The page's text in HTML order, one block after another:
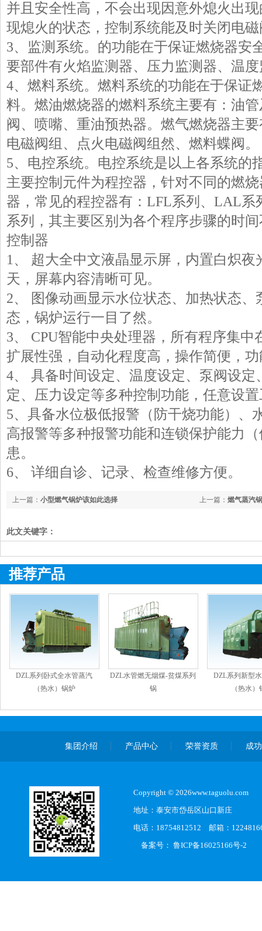
并且安全性高，不会出现因意外熄火出
现熄火的状态，控制系统能及时关闭电
3、监测系统。的功能在于保证燃烧器安
要部件有火焰监测器、压力监测器、温
4、燃料系统。燃料系统的功能在于保证
料。燃油燃烧器的燃料系统主要有：油
阀、喷嘴、重油预热器。燃气燃烧器主
电磁阀组、点火电磁阀组然、燃料蝶阀。
5、电控系统。电控系统是以上各系统的
主要控制元件为程控器，针对不同的燃
器，常见的程控器有：LFL系列、LAL系
系列，其主要区别为各个程序步骤的时
控制器
1、 超大全中文液晶显示屏，内置白炽夜
天，屏幕内容清晰可见。
2、 图像动画显示水位状态、加热状态、
态，锅炉运行一目了然。
3、 CPU智能中央处理器，所有程序集中
扩展性强，自动化程度高，操作简便，
4、 具备时间设定、温度设定、泵阀设定
定、压力设定等多种控制功能，任意设
5、具备水位极低报警（防干烧功能）、
高报警等多种报警功能和连锁保护能力
患。
6、 详细自诊、记录、检查维修方便。
上一篇： 燃气蒸汽
上一篇： 小型燃气锅炉该如此选择
此文关键字：
推荐产品
DZL系列卧式全水管蒸汽
（热水）锅炉
DZL水管燃无烟煤-贫煤系列
锅
DZL系列新型
（热水）
集团介绍 产品中心 荣誉资质 成
Copyright © 2026www.taguolu.com
地址：泰安市岱岳区山口新庄
电话：18754812512 邮箱：
备案号： 鲁ICP备16025166号-2